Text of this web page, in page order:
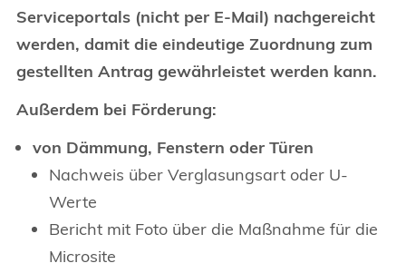
Serviceportals (nicht per E-Mail) nachgereicht
werden, damit die eindeutige Zuordnung zum
gestellten Antrag gewährleistet werden kann.
Außerdem bei Förderung:
von Dämmung, Fenstern oder Türen
Nachweis über Verglasungsart oder U-
Werte
Bericht mit Foto über die Maßnahme für die
Microsite